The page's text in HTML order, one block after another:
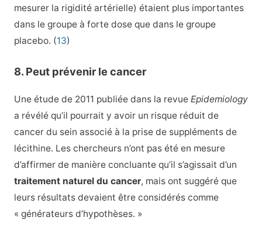
mesurer la rigidité artérielle) étaient plus importantes
dans le groupe à forte dose que dans le groupe
placebo. (13)
8. Peut prévenir le cancer
Une étude de 2011 publiée dans la revue Epidemiology
a révélé qu’il pourrait y avoir un risque réduit de
cancer du sein associé à la prise de suppléments de
lécithine. Les chercheurs n’ont pas été en mesure
d’affirmer de manière concluante qu’il s’agissait d’un
traitement naturel du cancer, mais ont suggéré que
leurs résultats devaient être considérés comme
« générateurs d’hypothèses. »